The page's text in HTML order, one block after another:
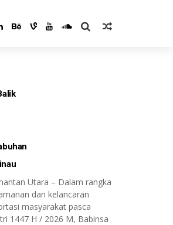
Utara – Dalam rangka
dan kelancaran
masyarakat pasca
1447 H / 2026 M, Babinsa